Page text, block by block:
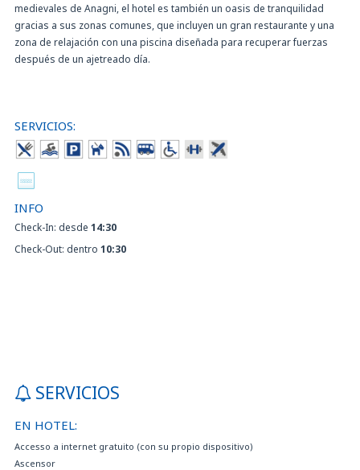
medievales de Anagni, el hotel es también un oasis de tranquilidad
gracias a sus zonas comunes, que incluyen un gran restaurante y una
zona de relajación con una piscina diseñada para recuperar fuerzas
después de un ajetreado día.
SERVICIOS:
INFO
Check-In: desde 14:30
Check-Out: dentro 10:30
SERVICIOS
EN HOTEL:
Accesso a internet gratuito (con su propio dispositivo)
Ascensor